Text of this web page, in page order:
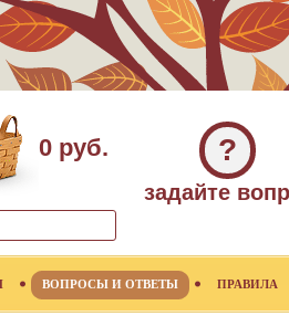
0 руб. ?
задайте
ВОПРОСЫ И ОТВЕТЫ ПРАВИЛА